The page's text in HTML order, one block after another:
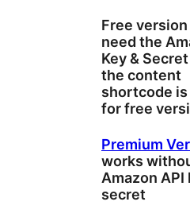
Free
need the
Key &
the content
shortcode is
for free
Premium
works
Amazon API
secret